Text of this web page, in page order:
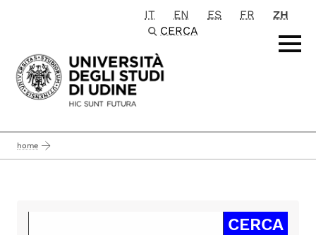
Passa al contenuto principale
IT EN ES FR
ZH
CERCA
home